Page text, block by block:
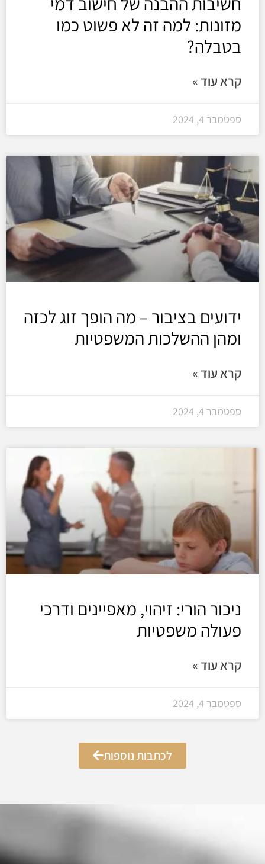
מזונות: למה זה לא פשוט כמו
בטבלה?
קרא עוד »
ספטמבר 4, 2024
ידועים בציבור – מה הופך זוג לכזה
ומהן ההשלכות המשפטיות
קרא עוד »
ספטמבר 4, 2024
ניכור הורי: זיהוי, מאפיינים ודרכי
פעולה משפטיות
קרא עוד »
ספטמבר 4, 2024
לכתבות נוספות